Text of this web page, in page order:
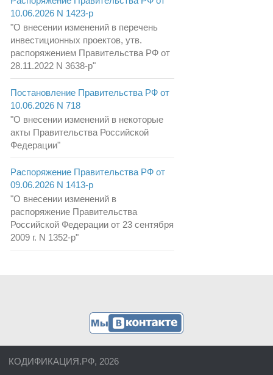
10.06.2026 N 1423-р
"О внесении изменений в перечень
инвестиционных проектов, утв.
распоряжением Правительства РФ от
28.11.2022 N 3638-р"
Постановление Правительства РФ от
10.06.2026 N 718
"О внесении изменений в некоторые
акты Правительства Российской
Федерации"
Распоряжение Правительства РФ от
09.06.2026 N 1413-р
"О внесении изменений в
распоряжение Правительства
Российской Федерации от 23 сентября
2009 г. N 1352-р"
КОДИФИКАЦИЯ.РФ, 2026